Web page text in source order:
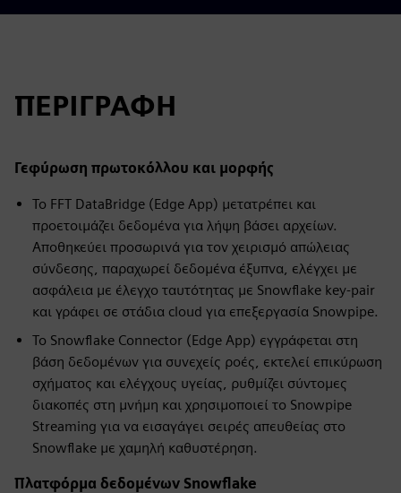
ΠΕΡΙΓΡΑΦΗ
Γεφύρωση πρωτοκόλλου και μορφής
Το FFT DataBridge (Edge App) μετατρέπει και
προετοιμάζει δεδομένα για λήψη βάσει αρχείων.
Αποθηκεύει προσωρινά για τον χειρισμό απώλειας
σύνδεσης, παραχωρεί δεδομένα έξυπνα, ελέγχει με
ασφάλεια με έλεγχο ταυτότητας με Snowflake key‑pair
και γράφει σε στάδια cloud για επεξεργασία Snowpipe.
Το Snowflake Connector (Edge App) εγγράφεται στη
βάση δεδομένων για συνεχείς ροές, εκτελεί επικύρωση
σχήματος και ελέγχους υγείας, ρυθμίζει σύντομες
διακοπές στη μνήμη και χρησιμοποιεί το Snowpipe
Streaming για να εισαγάγει σειρές απευθείας στο
Snowflake με χαμηλή καθυστέρηση.
Πλατφόρμα δεδομένων Snowflake